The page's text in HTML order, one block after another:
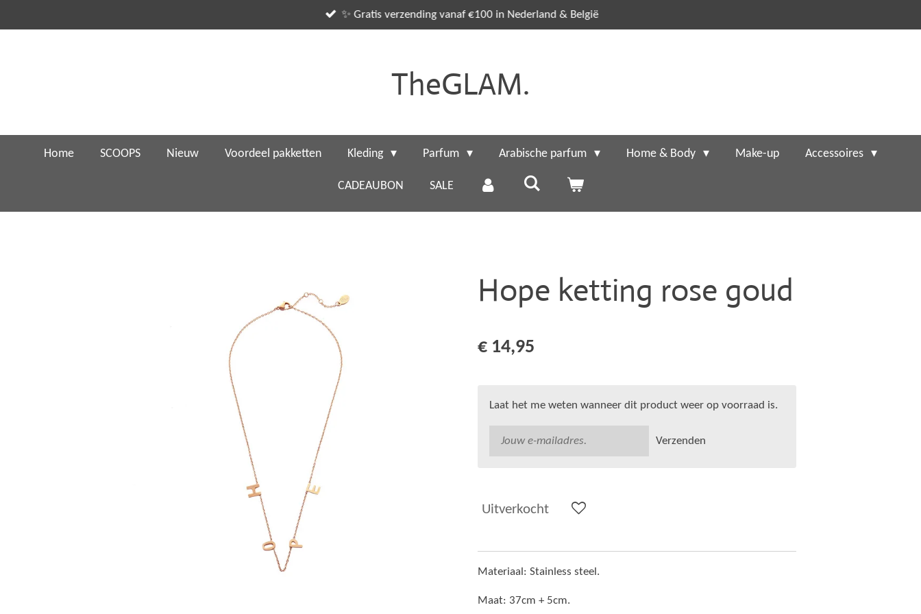
direct
✨ Gratis verzending vanaf €100 in Nederland & België
TheGLAM.
Home SCOOPS Nieuw Voordeel pakketten Kleding Parfum Arabische parfum Home & Body Make-up Accessoires
CADEAUBON SALE
Hope ketting rose goud
€ 14,95
Laat het me weten wanneer dit product weer op voorraad is.
Verzenden
Uitverkocht
Materiaal: Stainless steel.
Maat: 37cm + 5cm.